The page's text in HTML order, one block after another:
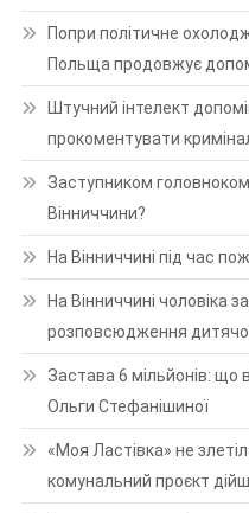
Попри політичне
Польща продовжує
Штучний інтелект
прокоментувати
Заступником
Вінниччини?
На Вінниччині під час
На Вінниччині чоловіка
розповсюдження
Застава 6 мільйонів: що
Ольги Стефанішиної
«Моя Ластівка» не
комунальний проєкт